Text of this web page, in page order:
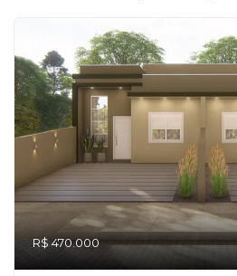
R$ 470.000